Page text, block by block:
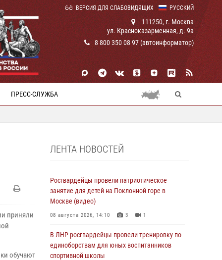
РУССКИЙ
ВЕРСИЯ ДЛЯ СЛАБОВИДЯЩИХ
111250, г. Москва
ул. Красноказарменная, д. 9а
8 800 350 08 97 (автоинформатор)
ПРЕСС-СЛУЖБА
приняли
обучают
ЛЕНТА НОВОСТЕЙ
Росгвардейцы провели патриотическое
занятие для детей на Поклонной горе в
Москве (видео)
08 августа 2026, 14:10 3 1
В ЛНР росгвардейцы провели тренировку по
единоборствам для юных воспитанников
спортивной школы